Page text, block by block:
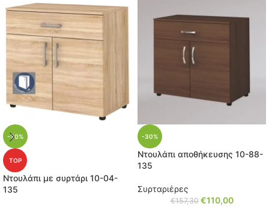
-30%
TOP
Ντουλάπι με συρτάρι 10-04-
135
-30%
Ντουλάπι αποθήκευσης 10-88-
135
Συρταριέρες
€157,30 €110,00